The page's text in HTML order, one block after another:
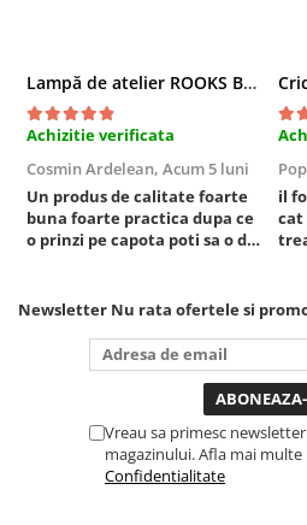
Polizoare biax
Scule pentru nituit si capsat
Slefuitoare Pneumatice
Scule speciale
Diagnoza si masurari
Rulmenti,Bucsi si Extractoare
Sistem directie
Sisteme de ridicare si sustinere
Capre Auto
Lampă de atelier ROOKS B2 HYBRID pentru capotă, 2000 lumeni, 5000 mAh
Achizitie verificata
Cosmin Ardelean, Acum 5 luni
Un produs de calitate foarte
buna foarte practica dupa ce
o prinzi pe capota poti sa o dai
puternica si de la baterie care
bagi la priza nu mai ai treaba
toata ziua ,ce...
il
cat
Newsletter Nu rata ofertele si
Vreau sa primesc
magazinului. Afla mai multe
Confidentialitate